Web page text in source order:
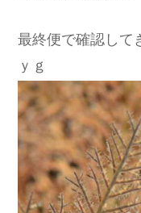
最終便で確認して
ｙｇ